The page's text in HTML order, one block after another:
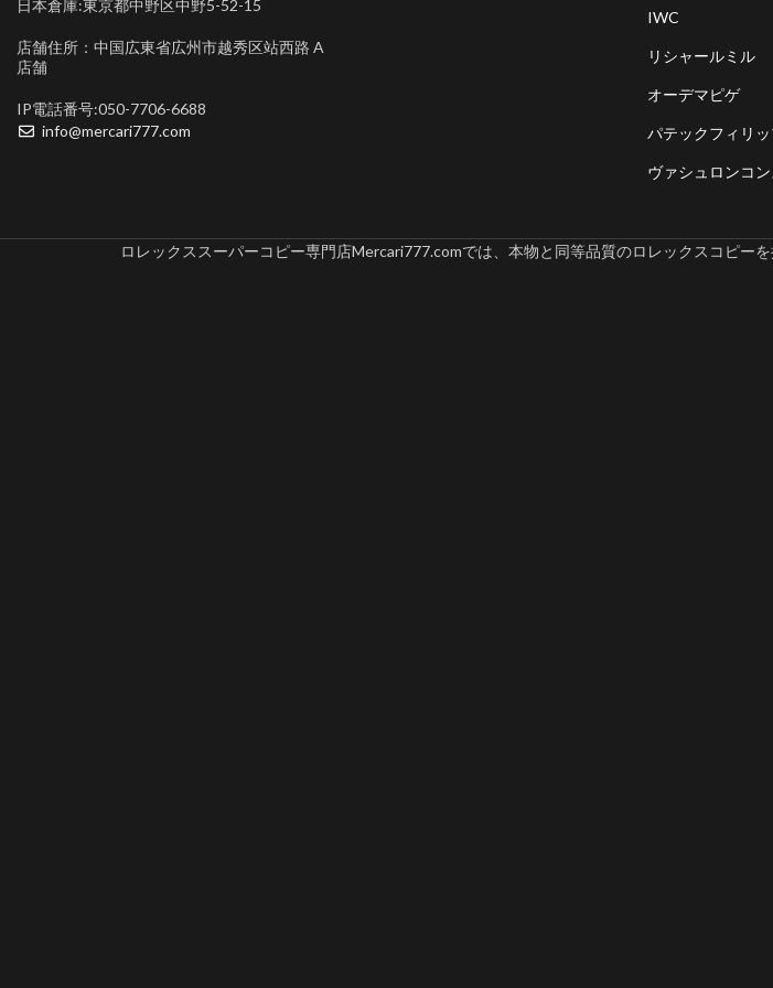
日本倉庫:東京都中野区中野5-52-15
店舗住所：中国広東省広州市越秀区站西路 A
店舗
IP電話番号:050-7706-6688
info@mercari777.com
IWC
リシャールミル
オーデマピゲ
パテックフィリ
ヴァシュロンコ
ロレックススーパーコピー専門店Mercari777.comでは、本物と同等品質のロレックスコピー